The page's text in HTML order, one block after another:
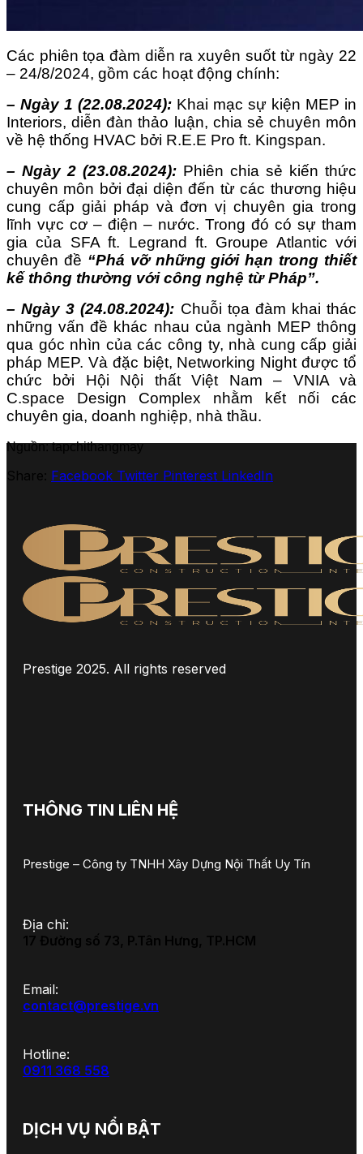
Các phiên tọa đàm diễn ra xuyên suốt từ ngày 22
– 24/8/2024, gồm các hoạt động chính:
– Ngày 1 (22.08.2024): Khai mạc sự kiện MEP in
Interiors, diễn đàn thảo luận, chia sẻ chuyên môn
về hệ thống HVAC bởi R.E.E Pro ft. Kingspan.
– Ngày 2 (23.08.2024): Phiên chia sẻ kiến thức
chuyên môn bởi đại diện đến từ các thương hiệu
cung cấp giải pháp và đơn vị chuyên gia trong
lĩnh vực cơ – điện – nước. Trong đó có sự tham
gia của SFA ft. Legrand ft. Groupe Atlantic với
chuyên đề “Phá vỡ những giới hạn trong thiết
kế thông thường với công nghệ từ Pháp”.
– Ngày 3 (24.08.2024): Chuỗi tọa đàm khai thác
những vấn đề khác nhau của ngành MEP thông
qua góc nhìn của các công ty, nhà cung cấp giải
pháp MEP. Và đặc biệt, Networking Night được tổ
chức bởi Hội Nội thất Việt Nam – VNIA và
C.space Design Complex nhằm kết nối các
chuyên gia, doanh nghiệp, nhà thầu.
Nguồn: tapchithangmay
Share: Facebook Twitter Pinterest LinkedIn
Prestige 2025. All rights reserved
THÔNG TIN LIÊN HỆ
Prestige – Công ty TNHH Xây Dựng Nội Thất Uy Tín
Địa chỉ:
17 Đường số 73, P.Tân Hưng, TP.HCM
Email:
contact@prestige.vn
Hotline:
0911 368 558
DỊCH VỤ NỔI BẬT